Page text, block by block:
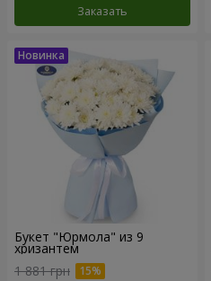
Заказать
Букет "Юрмола" из 9
хризантем
1 881 грн